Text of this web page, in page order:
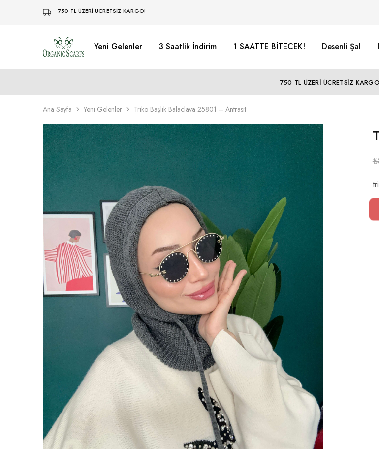
750 TL ÜZERİ ÜCRETSİZ KARGO!
Organikscarf Yeni Gelenler 3 Saatlik İndirim 1 SAATTE BİTECEK! Desenli Şal
750 TL ÜZERİ ÜCRETSİZ
Ana Sayfa Yeni Gelenler Triko Başlık Balaclava 25801 – Antrasit
₺